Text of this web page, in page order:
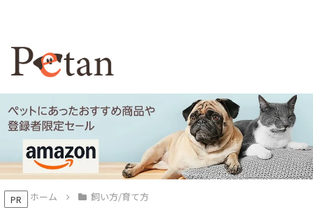
PR ホーム 飼い方/育て方